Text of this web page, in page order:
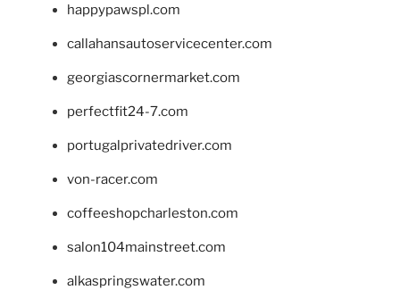
happypawspl.com
callahansautoservicecenter.com
georgiascornermarket.com
perfectfit24-7.com
portugalprivatedriver.com
von-racer.com
coffeeshopcharleston.com
salon104mainstreet.com
alkaspringswater.com